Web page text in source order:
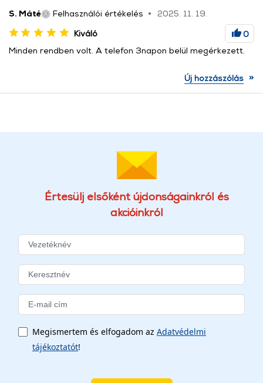
S. Máté Felhasználói értékelés
2025. 11. 19.
Kiváló
0
Minden rendben volt. A telefon 3napon belül megérkezett.
Új hozzászólás »
Értesülj elsőként újdonságainkról és
akcióinkról
Megismertem és elfogadom az Adatvédelmi
tájékoztatót!